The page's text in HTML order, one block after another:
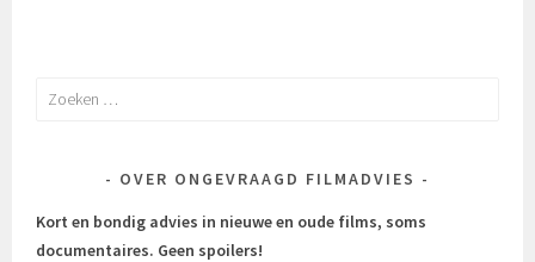
Zoeken
OVER ONGEVRAAGD FILMADVIES
Kort en bondig advies in nieuwe en oude films, soms
documentaires. Geen spoilers!